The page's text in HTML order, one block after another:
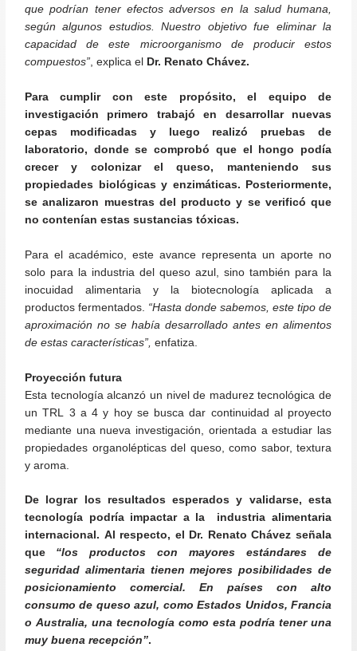
que podrían tener efectos adversos en la salud humana,
según algunos estudios. Nuestro objetivo fue eliminar la
capacidad de este microorganismo de producir estos
compuestos” , explica el Dr. Renato Chávez.
Para cumplir con este propósito, el equipo de
investigación primero trabajó en desarrollar nuevas
cepas modificadas y luego realizó pruebas de
laboratorio, donde se comprobó que el hongo podía
crecer y colonizar el queso, manteniendo sus
propiedades biológicas y enzimáticas. Posteriormente,
se analizaron muestras del producto y se verificó que
no contenían estas sustancias tóxicas.
Para el académico, este avance representa un aporte no
solo para la industria del queso azul, sino también para la
inocuidad alimentaria y la biotecnología aplicada a
productos fermentados. “Hasta donde sabemos, este tipo de
aproximación no se había desarrollado antes en alimentos
de estas características”,enfatiza.
Proyección futura
Esta tecnología alcanzó un nivel de madurez tecnológica de
un TRL 3 a 4 y hoy se busca dar continuidad al proyecto
mediante una nueva investigación, orientada a estudiar las
propiedades organolépticas del queso, como sabor, textura
y aroma.
De lograr los resultados esperados y validarse, esta
tecnología podría impactar a la industria alimentaria
internacional. Al respecto, el Dr. Renato Chávez señala
que “los productos con mayores estándares de
seguridad alimentaria tienen mejores posibilidades de
posicionamiento comercial. En países con alto
consumo de queso azul, como Estados Unidos, Francia
o Australia, una tecnología como esta podría tener una
muy buena recepción”.